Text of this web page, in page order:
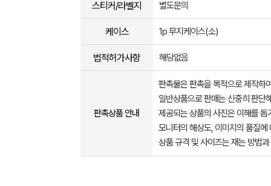
스티커/라벨지 별도문의
케이스 1p 무지케이스(소)
법적허가사항 해당없음
판촉상품 안내
판촉물은 판촉을 목적으로 제작하
일반상품으로 판매는 신중히 판단
제공되는 상품의 사진은 이해를
모니터의 해상도, 이미지의 품질
상품 규격 및 사이즈는 재는 방법